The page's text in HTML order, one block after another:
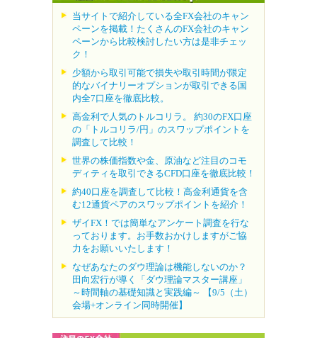
当サイトで紹介している全FX会社のキャン
ペーンを掲載！たくさんのFX会社のキャン
ペーンから比較検討したい方は是非チェッ
ク！
少額から取引可能で損失や取引時間が限定
的なバイナリーオプションが取引できる国
内全7口座を徹底比較。
高金利で人気のトルコリラ。 約30のFX口座
の「トルコリラ/円」のスワップポイントを
調査して比較！
世界の株価指数や金、原油など注目のコモ
ディティを取引できるCFD口座を徹底比較！
約40口座を調査して比較！高金利通貨を含
む12通貨ペアのスワップポイントを紹介！
ザイFX！では簡単なアンケート調査を行な
っております。お手数おかけしますがご協
力をお願いいたします！
なぜあなたのダウ理論は機能しないのか？
田向宏行が導く「ダウ理論マスター講座」
～時間軸の基礎知識と実践編～ 【9/5（土）
会場+オンライン同時開催】